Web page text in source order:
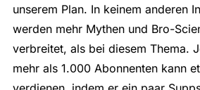
unserem Plan. In keinem anderen
werden mehr Mythen und Bro-
verbreitet, als bei diesem Thema.
mehr als 1.000 Abonnenten kann